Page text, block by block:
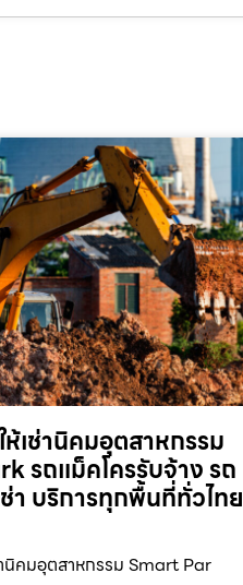
ห้เช่านิคมอุตสาหกรรม
รถแม็คโครรับจ้าง รถ
ช่า บริการทุกพื้นที่ทั่วไทย
นิคมอุตสาหกรรม Smart Par